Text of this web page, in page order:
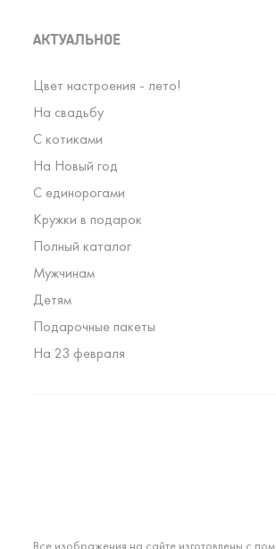
АКТУАЛЬНОЕ
Цвет настроения - лето!
На свадьбу
С котиками
На Новый год
С единорогами
Кружки в подарок
Полный каталог
Мужчинам
Детям
Подарочные пакеты
На 23 февраля
Все изображения на сайте изготовлены с